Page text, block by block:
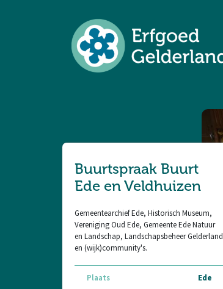
Buurtspraak Buurt
Ede en Veldhuizen
Gemeentearchief Ede, Historisch Museum,
Vereniging Oud Ede, Gemeente Ede Natuur
en Landschap, Landschapsbeheer Gelderland
en (wijk)community's.
Plaats Ede